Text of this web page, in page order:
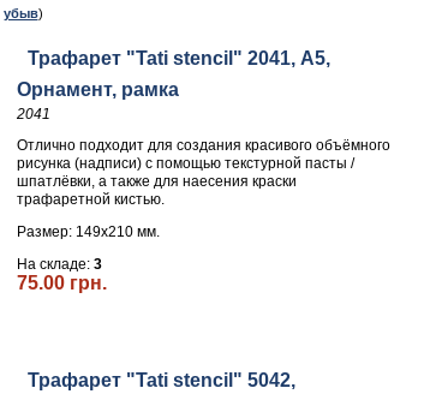
убыв)
Трафарет "Tati stencil" 2041, А5,
Орнамент, рамка
2041
Отлично подходит для создания красивого объёмного
рисунка (надписи) с помощью текстурной пасты /
шпатлёвки, а также для наесения краски
трафаретной кистью.
Размер: 149х210 мм.
На складе: 3
75.00 грн.
Трафарет "Tati stencil" 5042,